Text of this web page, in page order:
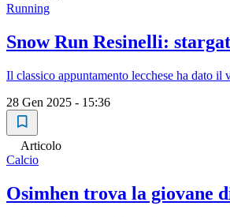
Running
Snow Run Resinelli:
Il classico appuntamento lecchese ha dato
28 Gen 2025 - 15:36
Articolo
Calcio
Osimhen trova la giovane